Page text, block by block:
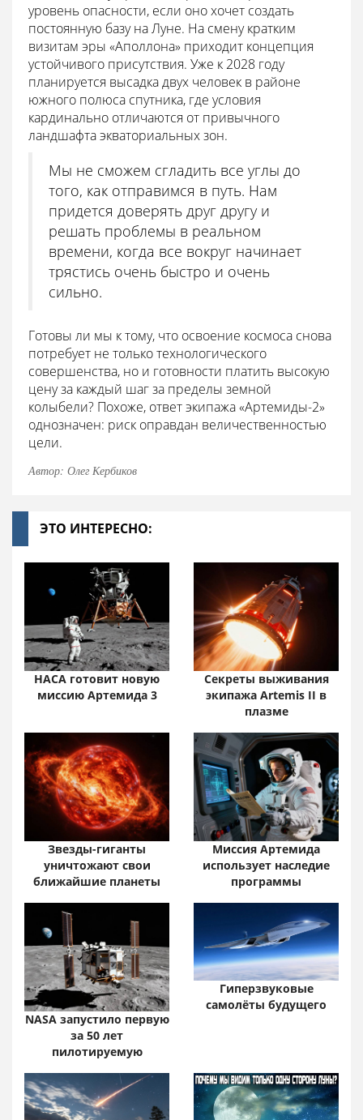
уровень опасности, если оно хочет создать
постоянную базу на Луне. На смену кратким
визитам эры «Аполлона» приходит концепция
устойчивого присутствия. Уже к 2028 году
планируется высадка двух человек в районе
южного полюса спутника, где условия
кардинально отличаются от привычного
ландшафта экваториальных зон.
Мы не сможем сгладить все углы до
того, как отправимся в путь. Нам
придется доверять друг другу и
решать проблемы в реальном
времени, когда все вокруг начинает
трястись очень быстро и очень
сильно.
Готовы ли мы к тому, что освоение космоса снова
потребует не только технологического
совершенства, но и готовности платить высокую
цену за каждый шаг за пределы земной
колыбели? Похоже, ответ экипажа «Артемиды-2»
однозначен: риск оправдан величественностью
цели.
Автор: Олег Кербиков
ЭТО ИНТЕРЕСНО:
НАСА готовит новую
миссию Артемида 3
Секреты выживания
экипажа Artemis II в
плазме
Звезды-гиганты
уничтожают свои
ближайшие планеты
Миссия Артемида
использует наследие
программы
NASA запустило первую
за 50 лет
пилотируемую
Гиперзвуковые
самолёты будущего